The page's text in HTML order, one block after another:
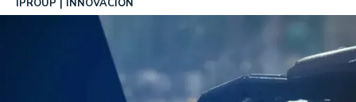
IPROUP INNOVACIÓN